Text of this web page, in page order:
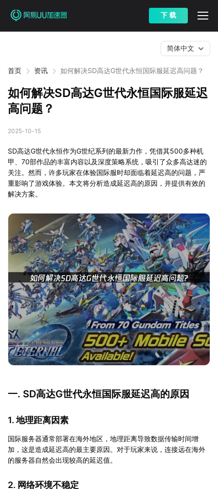
下 载
首页 资讯 如何解决SD高达G世代永恒国际服延迟高问题？
简体中文
如何解决SD高达G世代永恒国际服延迟
高问题？
2025-10-15
SD高达G世代永恒作为G世纪系列的最新力作，凭借其500多种机
甲、70部作品的丰富内容以及深度策略系统，吸引了众多高达迷的
关注。然而，许多玩家在体验国际服时却面临着延迟高的问题，严
重影响了游戏体验。本文将分析造成延迟高的原因，并提供有效的
解决方案。
一. SD高达G世代永恒国际服延迟高的原因
1. 地理距离因素
国际服务器通常部署在海外地区，地理距离导致数据传输时间增
加，这是造成延迟高的最主要原因。对于玩家来说，连接远在海外
的服务器自然会出现较高的延迟值。
2. 网络环境不稳定